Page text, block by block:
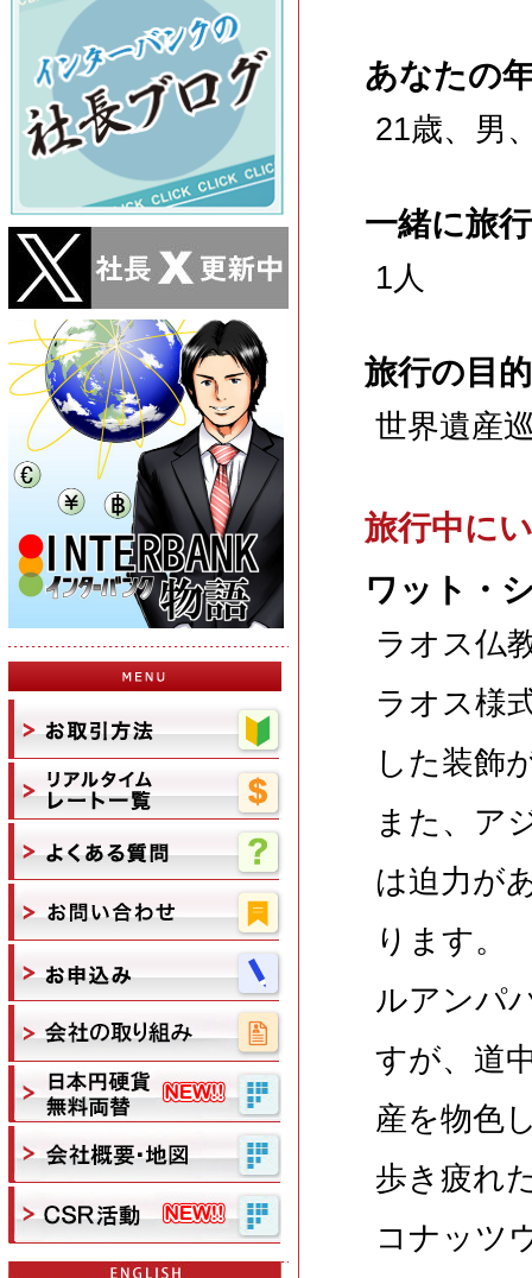
あなたの
21歳、男
一緒に旅
1人
旅行の目的
世界遺産
旅行中に
ワット・
ラオス仏
ラオス様
した装飾
また、ア
は迫力が
ります。
ルアンパ
すが、道
産を物色
歩き疲れ
コナッツ